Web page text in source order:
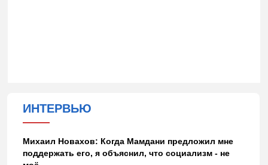
ИНТЕРВЬЮ
Михаил Новахов: Когда Мамдани предложил мне
поддержать его, я объяснил, что социализм - не